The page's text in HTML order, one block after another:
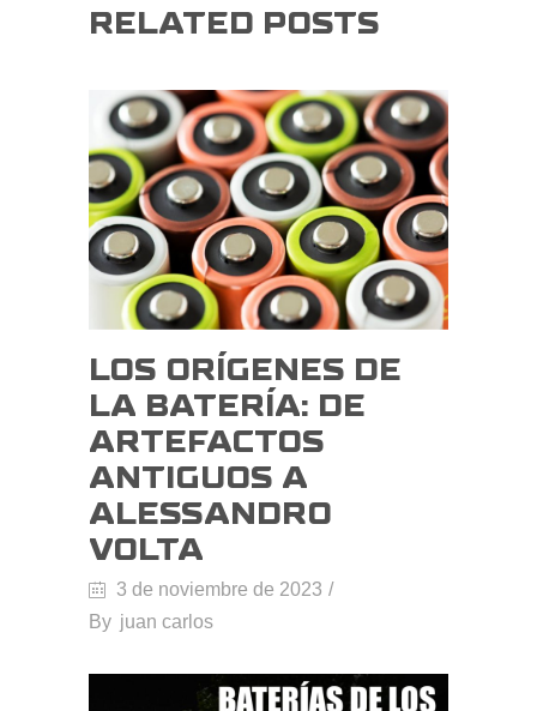
RELATED POSTS
LOS ORÍGENES DE
LA BATERÍA: DE
ARTEFACTOS
ANTIGUOS A
ALESSANDRO
VOLTA
3 de noviembre de 2023
By juan carlos